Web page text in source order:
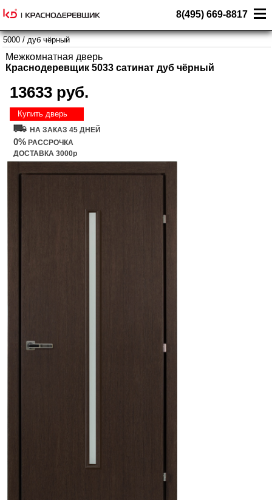
8(495) 669-8817
5000 / дуб чёрный
Межкомнатная дверь
Краснодеревщик 5033 сатинат дуб чёрный
13633 руб.
Купить дверь
НА ЗАКАЗ 45 ДНЕЙ
0% РАССРОЧКА
ДОСТАВКА 3000р